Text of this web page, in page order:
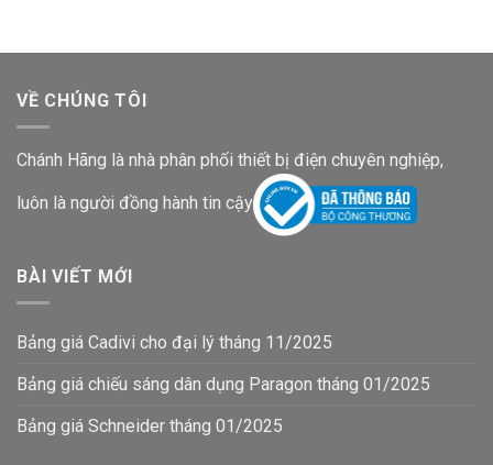
VỀ CHÚNG TÔI
Chánh Hãng là nhà phân phối thiết bị điện chuyên nghiệp,
luôn là người đồng hành tin cậy
BÀI VIẾT MỚI
Bảng giá Cadivi cho đại lý tháng 11/2025
Bảng giá chiếu sáng dân dụng Paragon tháng 01/2025
Bảng giá Schneider tháng 01/2025